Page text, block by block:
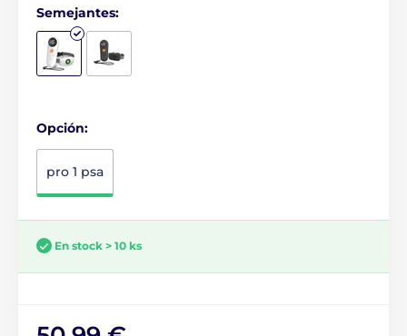
Semejantes:
Opción:
pro 1 psa
En stock > 10 ks